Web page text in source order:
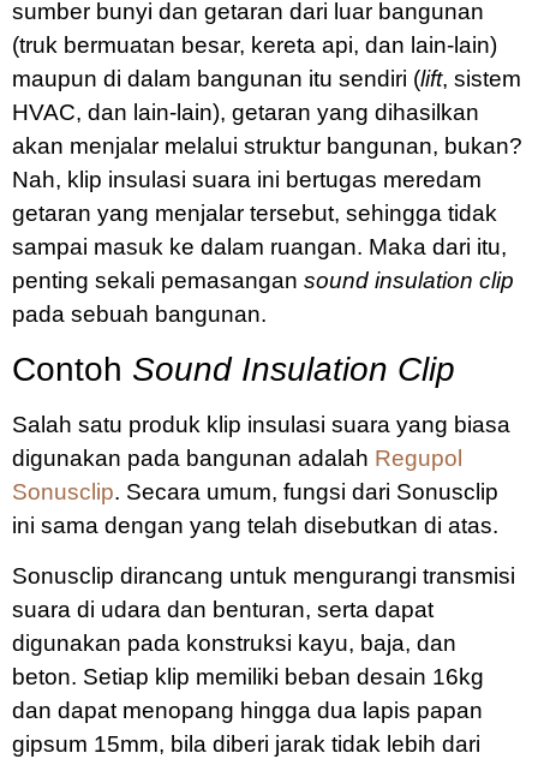
sumber bunyi dan getaran dari luar bangunan
(truk bermuatan besar, kereta api, dan lain-lain)
maupun di dalam bangunan itu sendiri (lift, sistem
HVAC, dan lain-lain), getaran yang dihasilkan
akan menjalar melalui struktur bangunan, bukan?
Nah, klip insulasi suara ini bertugas meredam
getaran yang menjalar tersebut, sehingga tidak
sampai masuk ke dalam ruangan. Maka dari itu,
penting sekali pemasangan sound insulation clip
pada sebuah bangunan.
Contoh Sound Insulation Clip
Salah satu produk klip insulasi suara yang biasa
digunakan pada bangunan adalah Regupol
Sonusclip. Secara umum, fungsi dari Sonusclip
ini sama dengan yang telah disebutkan di atas.
Sonusclip dirancang untuk mengurangi transmisi
suara di udara dan benturan, serta dapat
digunakan pada konstruksi kayu, baja, dan
beton. Setiap klip memiliki beban desain 16kg
dan dapat menopang hingga dua lapis papan
gipsum 15mm, bila diberi jarak tidak lebih dari